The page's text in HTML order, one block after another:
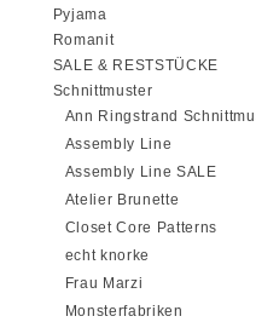
Pyjama
Romanit
SALE & RESTSTÜCKE
Schnittmuster
Ann Ringstrand
Assembly Line
Assembly Line SALE
Atelier Brunette
Closet Core Patterns
echt knorke
Frau Marzi
Monsterfabriken